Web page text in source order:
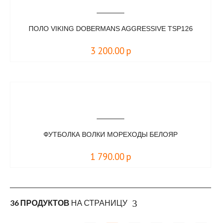
ПОЛО VIKING DOBERMANS AGGRESSIVE TSP126
3 200.00 р
ФУТБОЛКА ВОЛКИ МОРЕХОДЫ БЕЛОЯР
1 790.00 р
36 ПРОДУКТОВ НА СТРАНИЦУ